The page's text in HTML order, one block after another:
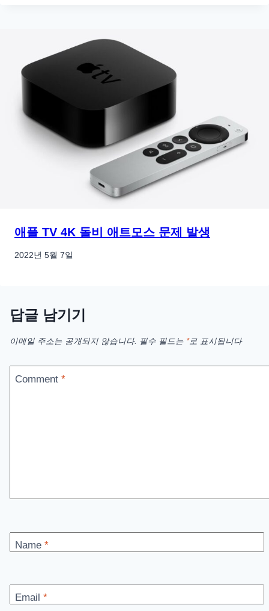
애플 TV 4K 돌비 애트모스 문제 발생
2022년 5월 7일
답글 남기기
이메일 주소는 공개되지 않습니다. 필수 필드는 *로 표시됩니다
Comment *
Name *
Email *